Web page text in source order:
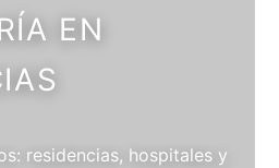
EN
residencias, hospitales y